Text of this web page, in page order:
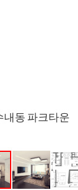
내동 파크타운